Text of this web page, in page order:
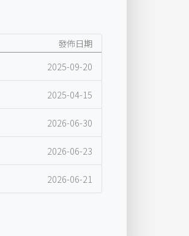
發佈日期
2025-09-20
2025-04-15
2026-06-30
2026-06-23
2026-06-21